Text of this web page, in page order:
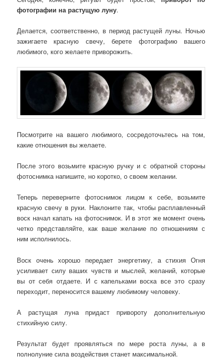
фотографии на растущую луну.
Делается, соответственно, в период растущей луны. Ночью
зажигаете красную свечу, берете фотографию вашего
любимого, кого желаете приворожить.
Посмотрите на вашего любимого, сосредоточьтесь на том,
какие отношения вы желаете.
После этого возьмите красную ручку и с обратной стороны
фотоснимка напишите, но коротко, о своем желании.
Теперь переверните фотоснимок лицом к себе, возьмите
красную свечу в руки. Наклоните так, чтобы расплавленный
воск начал капать на фотоснимок. И в этот же момент очень
четко представляйте, как ваше желание по отношениям с
ним исполнилось.
Воск очень хорошо передает энергетику, а стихия Огня
усиливает силу ваших чувств и мыслей, желаний, которые
вы от себя отдаете. И с капельками воска все это сразу
переходит, переносится вашему любимому человеку.
А растущая луна придаст привороту дополнительную
стихийную силу.
Результат будет проявляться по мере роста луны, а в
полнолуние сила воздействия станет максимальной.